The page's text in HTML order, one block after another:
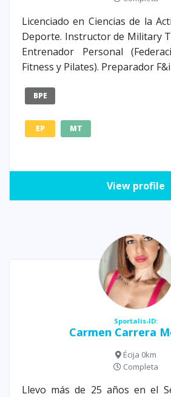
Licenciado en Ciencias de la
Deporte. Instructor de Military
Entrenador Personal
Fitness y Pilates). Preparador F&i
BPE
EP MT
View profile
Sportalis-ID:
Carmen Carrera
Écija 0km
Completa
Llevo más de 25 años en el